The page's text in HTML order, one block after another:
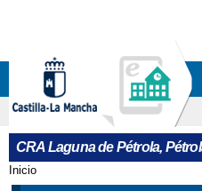
CRA Laguna de Pétrola,
Se encuentra
Inicio